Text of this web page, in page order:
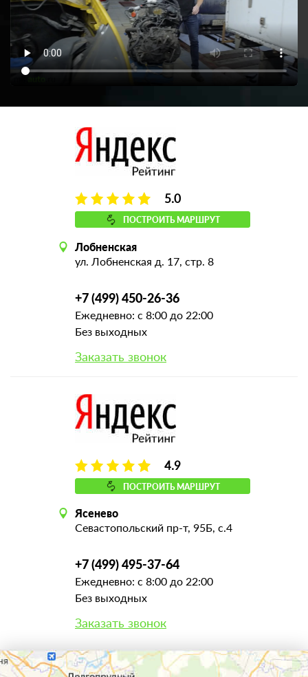
5.0
ПОСТРОИТЬ МАРШРУТ
Лобненская
ул. Лобненская д. 17, стр. 8
+7 (499) 450-26-36
Ежедневно: с 8:00 до 22:00
Без выходных
Заказать звонок
4.9
ПОСТРОИТЬ МАРШРУТ
Ясенево
Севастопольский пр-т, 95Б, с.4
+7 (499) 495-37-64
Ежедневно: с 8:00 до 22:00
Без выходных
Заказать звонок